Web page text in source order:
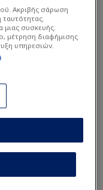
Ακριβής σάρωση
ταυτότητας.
συσκευής.
μέτρηση διαφήμισης
υπηρεσιών.